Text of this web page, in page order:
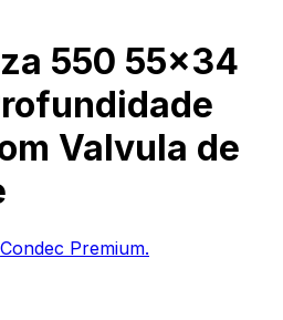
550 55x34
Valvula de
Condec Premium.